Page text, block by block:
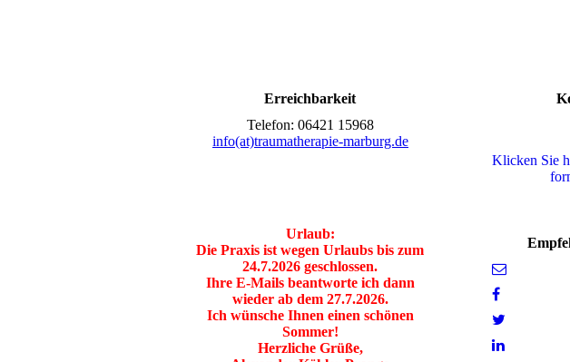
Erreichbarkeit
Telefon: 06421 15968
info(at)traumatherapie-marburg.de
Urlaub:
Die Praxis ist wegen Urlaubs bis zum
24.7.2026 geschlossen.
Ihre E-Mails beantworte ich dann
wieder ab dem 27.7.2026.
Ich wünsche Ihnen einen schönen
Sommer!
Herzliche Grüße,
Klicken Sie